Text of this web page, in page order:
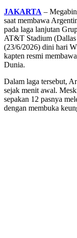
JAKARTA –
saat membawa
pada laga lanjutan
AT&T Stadium (Dallas
(23/6/2026) dini hari
kapten resmi
Dunia.
Dalam laga tersebut,
sejak menit awal.
sepakan 12 pasnya
dengan membuka